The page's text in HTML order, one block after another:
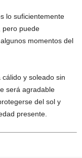
lo suficientemente
pero puede
momentos del
y soleado sin
será agradable
del sol y
presente.